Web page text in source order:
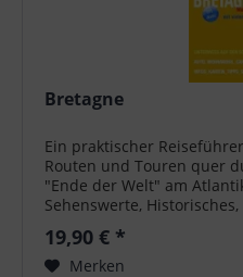
Bretagne
Ein praktischer
Routen und Touren quer
"Ende der Welt" am
Sehenswerte,
eine Fülle an Reisetipps...
19,90 € *
Merken